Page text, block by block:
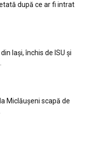
după ce ar fi intrat
Iași, închis de ISU și
Miclăușeni scapă de